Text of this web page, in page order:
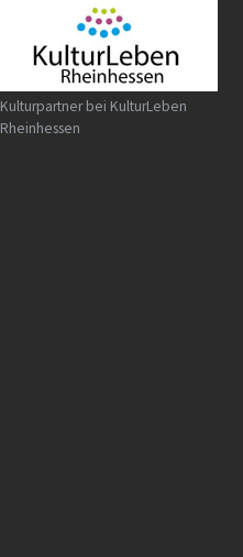
Kulturpartner bei KulturLeben
Rheinhessen